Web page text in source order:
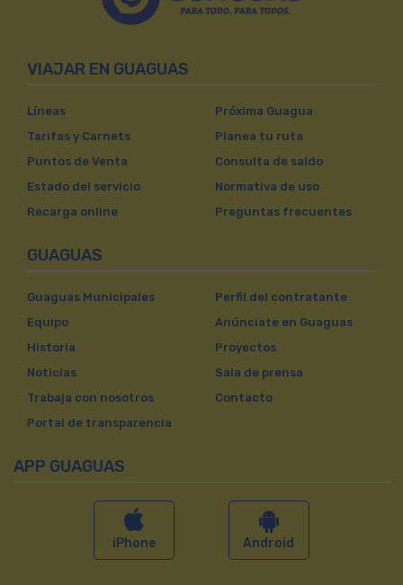
VIAJAR EN GUAGUAS
Líneas
Tarifas y Carnets
Puntos de Venta
Estado del servicio
Recarga online
Próxima Guagua
Planea tu ruta
Consulta de saldo
Normativa de uso
Preguntas frecuentes
GUAGUAS
Guaguas Municipales
Equipo
Historia
Noticias
Trabaja con nosotros
Portal de transparencia
Perfil del contratante
Anúnciate en Guaguas
Proyectos
Sala de prensa
Contacto
APP GUAGUAS
iPhone Android